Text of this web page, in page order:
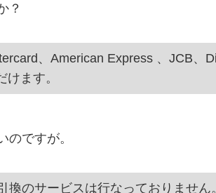
？
、American Express 、JCB、
ます。
のですが。
のサービスは行なっておりません。